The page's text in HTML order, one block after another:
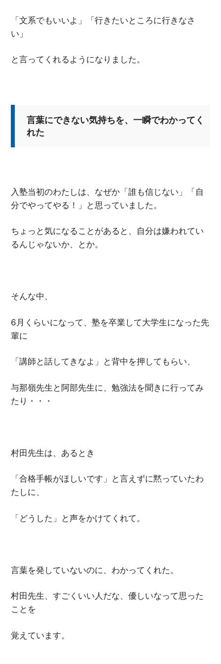
「文系でもいいよ」「行きたいところに行きなさ
い」
と言ってくれるようになりました。
言葉にできない気持ちを、一瞬でわかってく
れた
入塾当初のわたしは、なぜか「誰も信じない」「自
分でやってやる！」と思っていました。
ちょっと気になることがあると、自分は嫌われてい
るんじゃないか、とか。
そんな中、
6月くらいになって、塾を卒業して大学生になった先
輩に
「講師と話してきなよ」と背中を押してもらい、
与那嶺先生と阿部先生に、勉強法を聞きに行ってみ
たり・・・
村田先生は、あるとき
「合格手帳がほしいです」と言えずに黙っていたわ
たしに、
「どうした」と声をかけてくれて。
言葉を発していないのに、わかってくれた。
村田先生、すごくいい人だな、優しいなって思った
ことを
覚えています。